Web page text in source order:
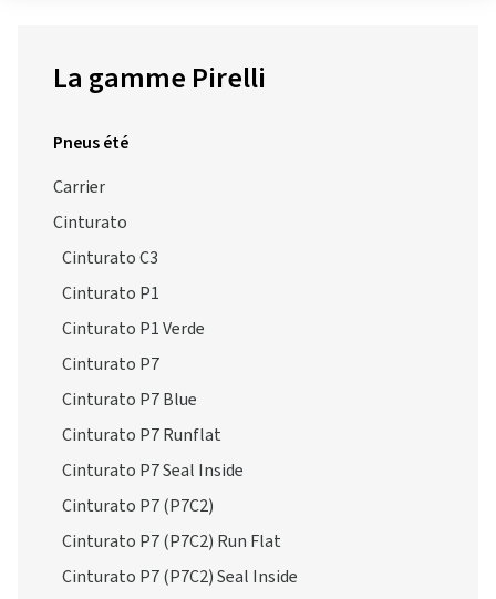
La gamme Pirelli
Pneus été
Carrier
Cinturato
Cinturato C3
Cinturato P1
Cinturato P1 Verde
Cinturato P7
Cinturato P7 Blue
Cinturato P7 Runflat
Cinturato P7 Seal Inside
Cinturato P7 (P7C2)
Cinturato P7 (P7C2) Run Flat
Cinturato P7 (P7C2) Seal Inside